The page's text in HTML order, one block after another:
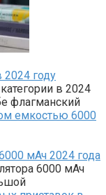
году
в 2024
флагманский
мАч 2024 года
6000 мАч